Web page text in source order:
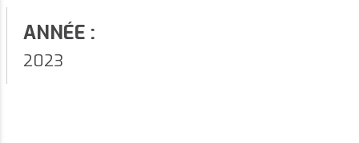
ANNÉE :
2023